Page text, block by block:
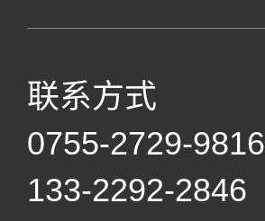
联系方式
0755-2729-9816
133-2292-2846